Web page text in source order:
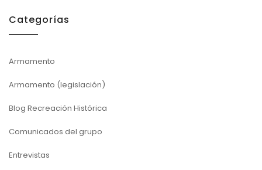
Categorías
Armamento
Armamento (legislación)
Blog Recreación Histórica
Comunicados del grupo
Entrevistas